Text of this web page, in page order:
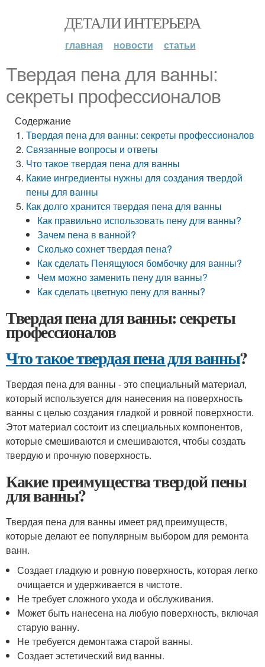
ДЕТАЛИ ИНТЕРЬЕРА
главная новости статьи
Твердая пена для ванны:
секреты профессионалов
Содержание
Твердая пена для ванны: секреты профессионалов
Связанные вопросы и ответы
Что такое твердая пена для ванны
Какие ингредиенты нужны для создания твердой
пены для ванны
Как долго хранится твердая пена для ванны
Как правильно использовать пену для ванны?
Зачем пена в ванной?
Сколько сохнет твердая пена?
Как сделать Пенящуюся бомбочку для ванны?
Чем можно заменить пену для ванны?
Как сделать цветную пену для ванны?
Твердая пена для ванны: секреты
профессионалов
Что такое твердая пена для ванны?
Твердая пена для ванны - это специальный материал,
который используется для нанесения на поверхность
ванны с целью создания гладкой и ровной поверхности.
Этот материал состоит из специальных компонентов,
которые смешиваются и смешиваются, чтобы создать
твердую и прочную поверхность.
Какие преимущества твердой пены
для ванны?
Твердая пена для ванны имеет ряд преимуществ,
которые делают ее популярным выбором для ремонта
ванн.
Создает гладкую и ровную поверхность, которая легко
очищается и удерживается в чистоте.
Не требует сложного ухода и обслуживания.
Может быть нанесена на любую поверхность, включая
старую ванну.
Не требуется демонтажа старой ванны.
Создает эстетический вид ванны.